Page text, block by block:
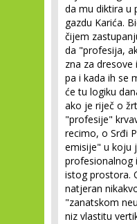
da mu diktira u
gazdu Karića.
čijem
da "profesija,
zna za
pa i kada ih se
će tu logiku
ako je riječ o
"profesije"
recimo, o Srđi
emisije" u koju
profesionalnog
istog prostora.
natjeran
"zanatskom
niz vlastitu